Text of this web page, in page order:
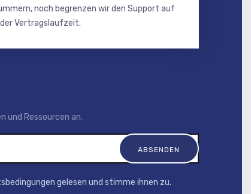
noch begrenzen wir den Support auf
Vertragslaufzeit.
und Ressourcen an.
gelesen und stimme ihnen zu.